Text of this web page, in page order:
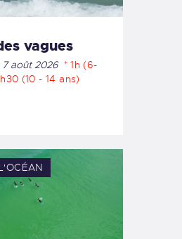
vagues
7 août 2026
1h (6-
(10 - 14 ans)